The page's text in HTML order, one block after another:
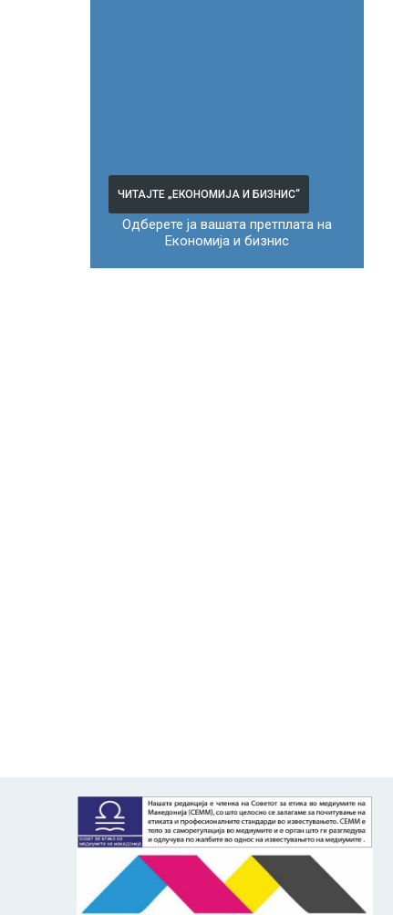
ЧИТАЈТЕ „ЕКОНОМИЈА И БИЗНИС“
Одберете ја вашата претплата на
Економија и бизнис